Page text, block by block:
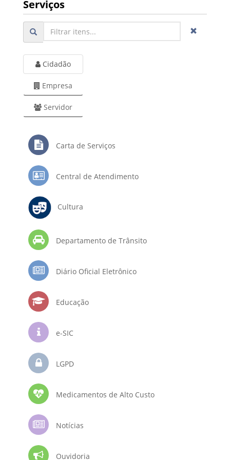
Serviços
Cidadão
Empresa
Servidor
Carta de Serviços
Central de Atendimento
Cultura
Departamento de Trânsito
Diário Oficial Eletrônico
Educação
e-SIC
LGPD
Medicamentos de Alto Custo
Notícias
Ouvidoria